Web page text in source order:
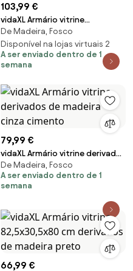
103,99 €
vidaXL Armário vitrine
82,5x30,5x115 cm derivados de
madeira preto
De Madeira, Fosco
Disponível na lojas virtuais 2
A ser enviado dentro de 1
semana
79,99 €
vidaXL Armário vitrine derivados
de madeira cinza cimento
De Madeira, Fosco
A ser enviado dentro de 1
semana
66,99 €